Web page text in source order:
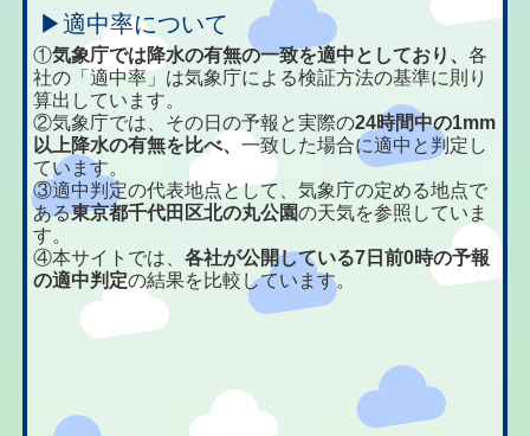
▶適中率について
①気象庁では降水の有無の一致を適中としており、各
社の「適中率」は気象庁による検証方法の基準に則り
算出しています。
②気象庁では、その日の予報と実際の24時間中の1mm
以上降水の有無を比べ、一致した場合に適中と判定し
ています。
③適中判定の代表地点として、気象庁の定める地点で
ある東京都千代田区北の丸公園の天気を参照していま
す。
④本サイトでは、各社が公開している7日前0時の予報
の適中判定の結果を比較しています。